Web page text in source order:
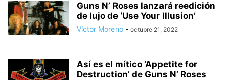
Guns N’ Roses lanzará reedición
de lujo de ‘Use Your Illusion’
Víctor Moreno - octubre 21, 2022
Así es el mítico ‘Appetite for
Destruction’ de Guns N’ Roses